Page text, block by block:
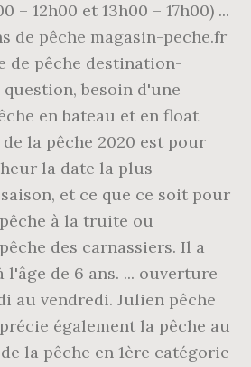
– 12h00 et 13h00 – 17h00) ...
de pêche magasin-peche.fr
de pêche destination-
besoin d'une
en bateau et en float
la pêche 2020 est pour
la date la plus
et ce que ce soit pour
à la truite ou
des carnassiers. Il a
l'âge de 6 ans. ... ouverture
au vendredi. Julien pêche
également la pêche au
la pêche en 1ère catégorie